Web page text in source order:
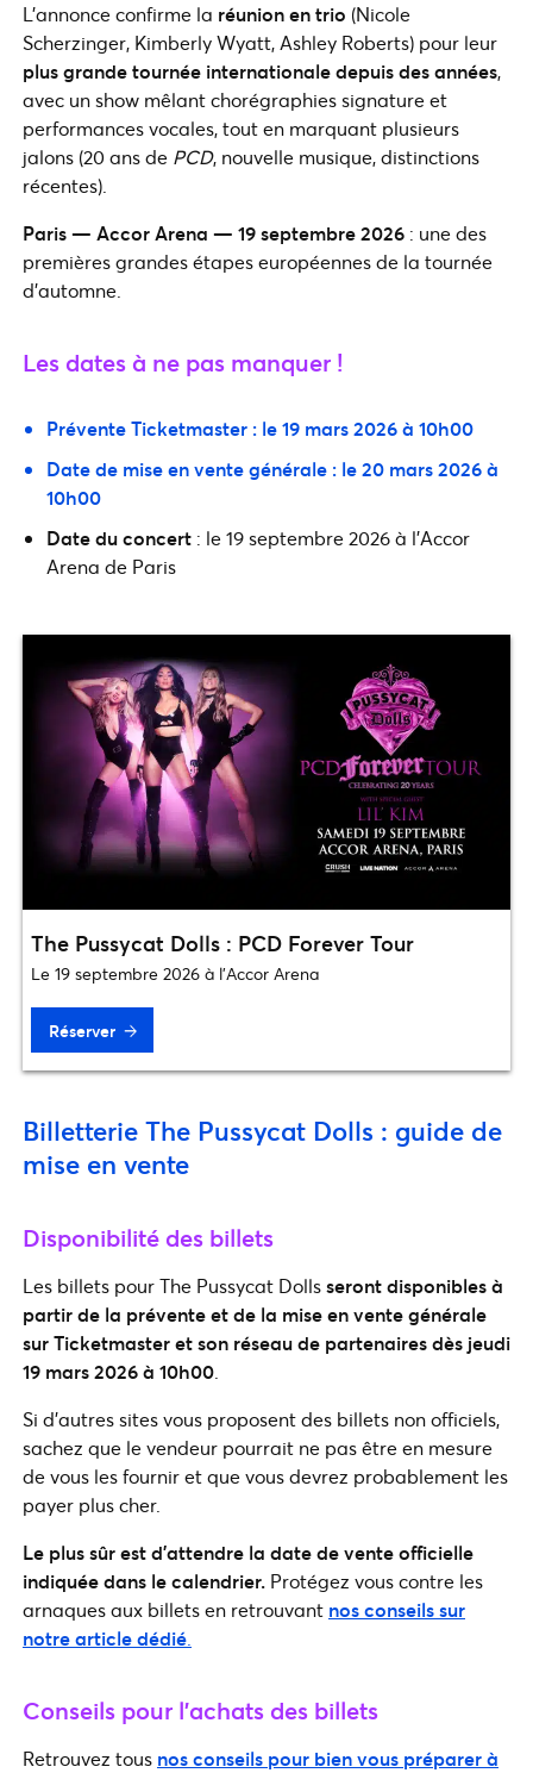
L’annonce confirme la réunion en trio (Nicole
Scherzinger, Kimberly Wyatt, Ashley Roberts) pour leur
plus grande tournée internationale depuis des années,
avec un show mêlant chorégraphies signature et
performances vocales, tout en marquant plusieurs
jalons (20 ans de PCD, nouvelle musique, distinctions
récentes).
Paris — Accor Arena — 19 septembre 2026 : une des
premières grandes étapes européennes de la tournée
d’automne.
Les dates à ne pas manquer !
Prévente Ticketmaster : le 19 mars 2026 à 10h00
Date de mise en vente générale : le 20 mars 2026 à
10h00
Date du concert : le 19 septembre 2026 à l’Accor
Arena de Paris
The Pussycat Dolls : PCD Forever Tour
Le 19 septembre 2026 à l’Accor Arena
Réserver
Billetterie The Pussycat Dolls : guide de
mise en vente
Disponibilité des billets
Les billets pour The Pussycat Dollsseront disponibles à
partir de la prévente et de la mise en vente générale
sur Ticketmaster et son réseau de partenaires dès jeudi
19 mars 2026 à 10h00
Si d’autres sites vous proposent des billets non officiels,
sachez que le vendeur pourrait ne pas être en mesure
de vous les fournir et que vous devrez probablement les
payer plus cher.
Le plus sûr est d’attendre la date de vente officielle
indiquée dans le calendrier. Protégez vous contre les
arnaques aux billets en retrouvant nos conseils sur
notre article dédié
Conseils pour l’achats des billets
Retrouvez tous nos conseils pour bien vous préparer à